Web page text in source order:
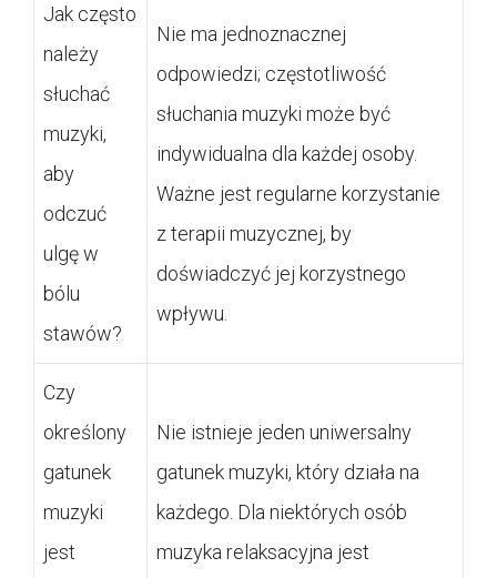
Jak często
należy
słuchać
muzyki,
aby
odczuć
ulgę w
bólu
stawów?
Nie ma jednoznacznej
odpowiedzi; częstotliwość
słuchania muzyki może być
indywidualna dla każdej osoby.
Ważne jest regularne korzystanie
z terapii muzycznej, by
doświadczyć jej korzystnego
wpływu.
Czy
określony
gatunek
muzyki
jest
Nie istnieje jeden uniwersalny
gatunek muzyki, który działa na
każdego. Dla niektórych osób
muzyka relaksacyjna jest